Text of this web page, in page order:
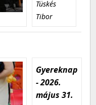
Tüskés
Tibor
Gyereknap
- 2026.
május 31.